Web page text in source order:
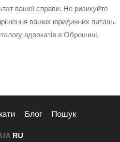
вашої справи. Не ризикуйте
ваших юридичних питань
адвокатів в Оброшині,
Блог Пошук
UA RU